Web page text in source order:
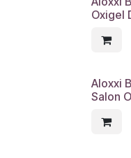
Oxigel
Aloxxi
Salon